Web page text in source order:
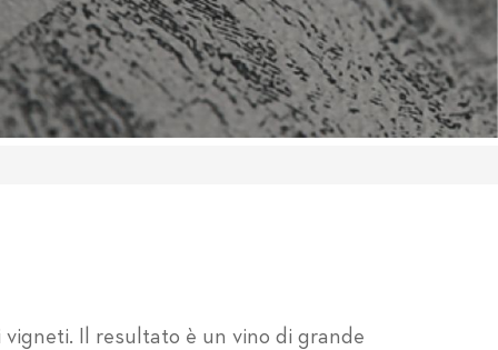
vigneti. Il resultato è un vino di grande